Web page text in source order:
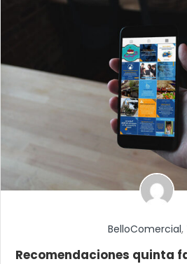
BelloComercial,
Recomendaciones quinta